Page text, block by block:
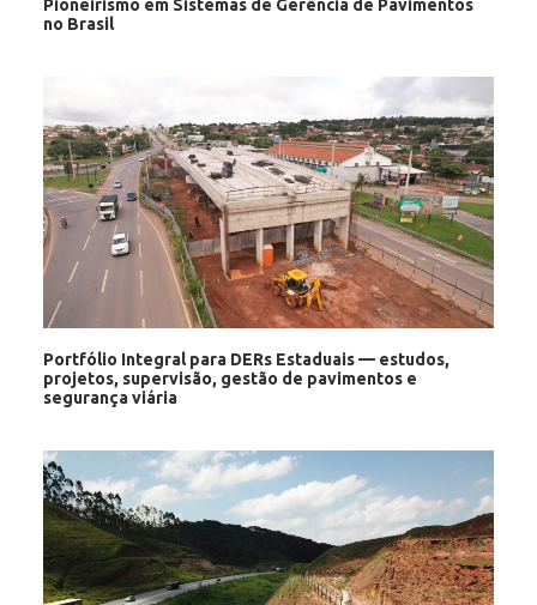
Pioneirismo em Sistemas de Gerência de Pavimentos
no Brasil
Portfólio Integral para DERs Estaduais — estudos,
projetos, supervisão, gestão de pavimentos e
segurança viária